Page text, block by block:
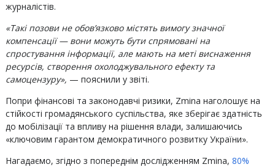
журналістів.
«Такі позови не обов’язково містять вимогу значної
компенсації — вони можуть бути спрямовані на
спростування інформації, але мають на меті виснаження
ресурсів, створення охолоджувального ефекту та
самоцензуру», — пояснили у звіті.
Попри фінансові та законодавчі ризики, Zmina наголошує на
стійкості громадянського суспільства, яке зберігає здатність
до мобілізації та впливу на рішення влади, залишаючись
«ключовим гарантом демократичного розвитку України».
Нагадаємо, згідно з попереднім дослідженням Zmina, 80%